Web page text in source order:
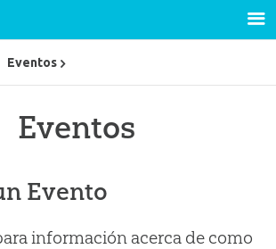
Eventos
Evento
información acerca de como
Eventos